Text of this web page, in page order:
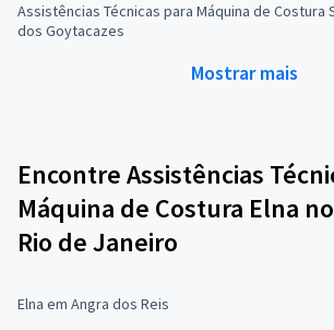
Assistências Técnicas para Máquina de Costura
dos Goytacazes
Mostrar mais
Encontre Assistências
Máquina de Costura Elna
Rio de Janeiro
Elna em Angra dos Reis